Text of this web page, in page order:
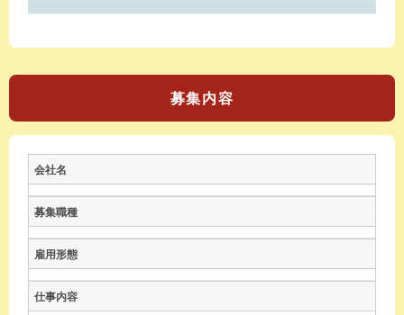
募集内容
会社名
募集職種
雇用形態
仕事内容